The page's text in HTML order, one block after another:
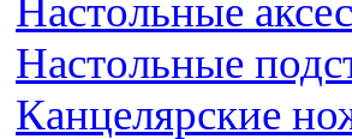
Настольные
Настольные
Канцелярские